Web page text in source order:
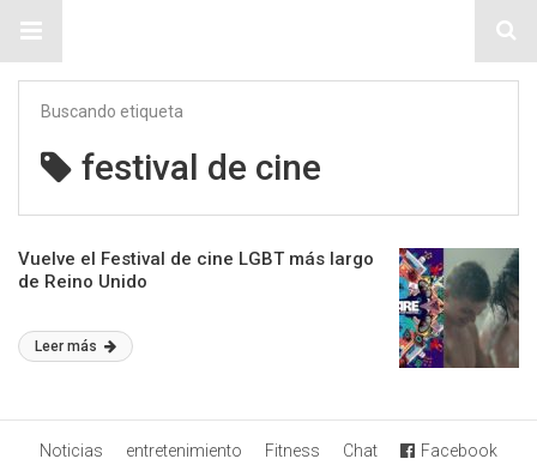
Buscando etiqueta
festival de cine
Vuelve el Festival de cine LGBT más largo
de Reino Unido
Leer más
Noticias entretenimiento Fitness Chat Facebook